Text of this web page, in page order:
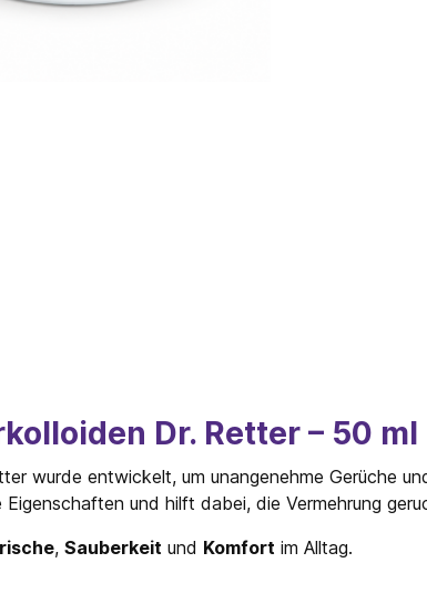
Dr. Retter – 50 ml
wurde entwickelt, um unangenehme Gerüche
und hilft dabei, die Vermehrung
, Sauberkeit und Komfort im Alltag.